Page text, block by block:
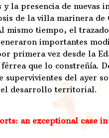
y la presencia de nuevas
de la villa marinera de
mismo tiempo, el
importantes
primera vez desde la
que lo constreñía.
supervivientes del ayer
el desarrollo territorial.
an exceptional case in